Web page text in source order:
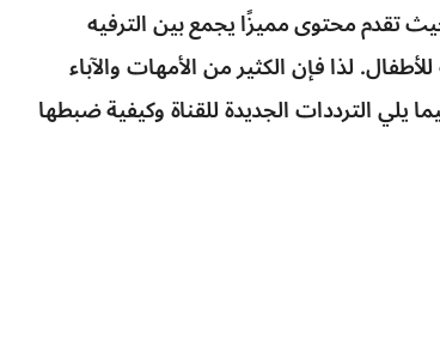
تقدم محتوى مميزًا يجمع بين الترفيه
لذا فإن الكثير من الأمهات والآباء
يليالترددات الجديدة للقناةوكيفية ضبطها